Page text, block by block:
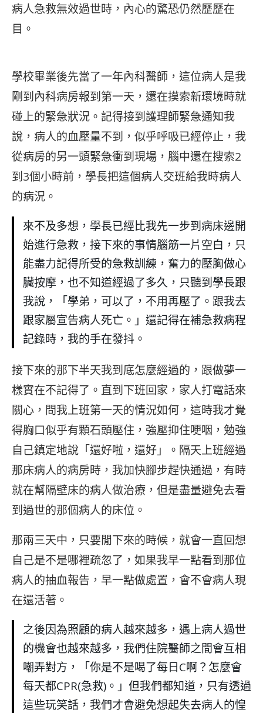
病人急救無效過世時，內心的驚恐仍然歷歷在
目。
學校畢業後先當了一年內科醫師，這位病人是我
剛到內科病房報到第一天，還在摸索新環境時就
碰上的緊急狀況。記得接到護理師緊急通知我
說，病人的血壓量不到，似乎呼吸已經停止，我
從病房的另一頭緊急衝到現場，腦中還在搜索2
到3個小時前，學長把這個病人交班給我時病人
的病況。
來不及多想，學長已經比我先一步到病床邊開
始進行急救，接下來的事情腦筋一片空白，只
能盡力記得所受的急救訓練，奮力的壓胸做心
臟按摩，也不知道經過了多久，只聽到學長跟
我說，「學弟，可以了，不用再壓了。跟我去
跟家屬宣告病人死亡。」還記得在補急救病程
記錄時，我的手在發抖。
接下來的那下半天我到底怎麼經過的，跟做夢一
樣實在不記得了。直到下班回家，家人打電話來
關心，問我上班第一天的情況如何，這時我才覺
得胸口似乎有顆石頭壓住，強壓抑住哽咽，勉強
自己鎮定地說「還好啦，還好」。隔天上班經過
那床病人的病房時，我加快腳步趕快通過，有時
就在幫隔壁床的病人做治療，但是盡量避免去看
到過世的那個病人的床位。
那兩三天中，只要閒下來的時候，就會一直回想
自己是不是哪裡疏忽了，如果我早一點看到那位
病人的抽血報告，早一點做處置，會不會病人現
在還活著。
之後因為照顧的病人越來越多，遇上病人過世
的機會也越來越多，我們住院醫師之間會互相
嘲弄對方，「你是不是喝了每日C啊？怎麼會
每天都CPR(急救)。」但我們都知道，只有透過
這些玩笑話，我們才會避免想起失去病人的惶